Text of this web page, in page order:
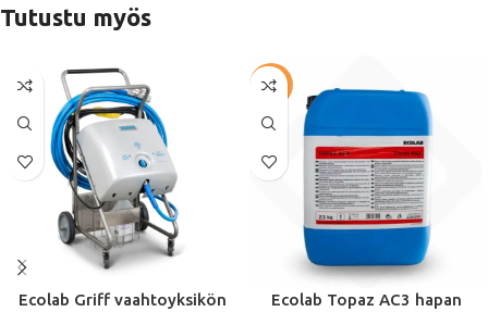
Tutustu myös
Ecolab Griff vaahtoyksikön
-37%
Ecolab Topaz AC3 hapan